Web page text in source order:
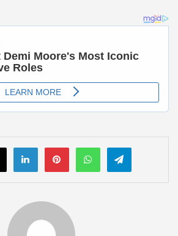
LinkedInPinterestWhatsAppTelegram